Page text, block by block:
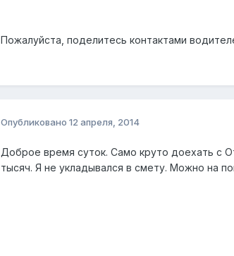
Пожалуйста, поделитесь контактами
Опубликовано 12 апреля, 2014
Доброе время суток. Само круто доехать с
тысяч. Я не укладывался в смету. Можно на